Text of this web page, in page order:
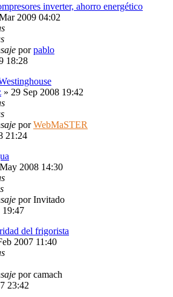
inverter, ahorro energético
2009 04:02
porpablo
18:28
» 29 Sep 2008 19:42
porWebMaSTER
21:24
2008 14:30
porInvitado
19:47
del frigorista
2007 11:40
porcamach
23:42